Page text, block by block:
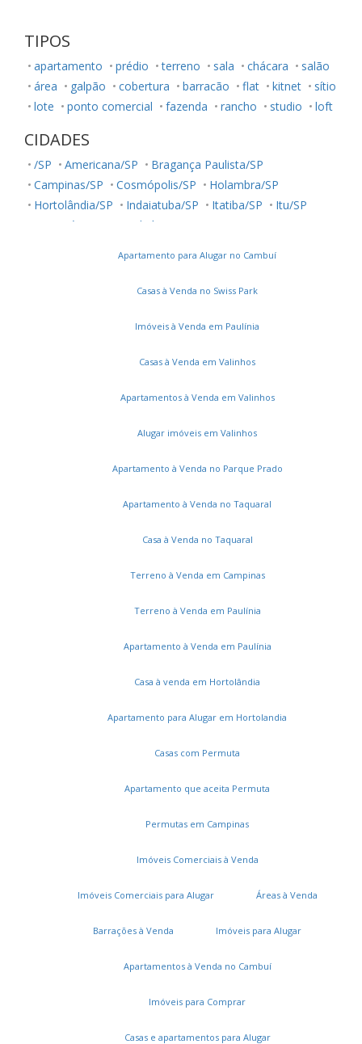
TIPOS
apartamento prédio terreno sala chácara
salão
área
galpão cobertura barracão flat kitnet
sítio
lote
ponto comercial fazenda rancho studio loft
CIDADES
/SP Americana/SP
Bragança Paulista/SP
Campinas/SP
Cosmópolis/SP
Holambra/SP
Hortolândia/SP
Indaiatuba/SP Itatiba/SP
Itu/SP
Jaguariúna/SP
Jundiaí/SP
Santa Bárbara D'Oeste/SP
Sumaré/SP Ubatuba/SP
Apartamento para Alugar no Cambuí
Casas à Venda no Swiss Park
Imóveis à Venda em Paulínia
Casas à Venda em Valinhos
Apartamentos à Venda em Valinhos
Alugar imóveis em Valinhos
Apartamento à Venda no Parque Prado
Apartamento à Venda no Taquaral
Casa à Venda no Taquaral
Terreno à Venda em Campinas
Terreno à Venda em Paulínia
Apartamento à Venda em Paulínia
Casa à venda em Hortolândia
Apartamento para Alugar em Hortolandia
Casas com Permuta
Apartamento que aceita Permuta
Permutas em Campinas
Imóveis Comerciais à Venda
Imóveis Comerciais para Alugar Áreas à Venda
Barrações à Venda Imóveis para Alugar
Apartamentos à Venda no Cambuí
Imóveis para Comprar
Casas e apartamentos para Alugar
Serviços
Cadastros e Propostas
Encomende seu imóvel